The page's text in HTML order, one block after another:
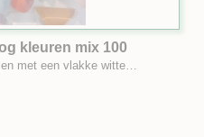
kleuren mix 100
met een vlakke witte…